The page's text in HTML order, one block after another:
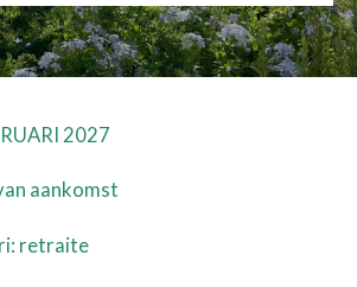
2027
aankomst
retraite